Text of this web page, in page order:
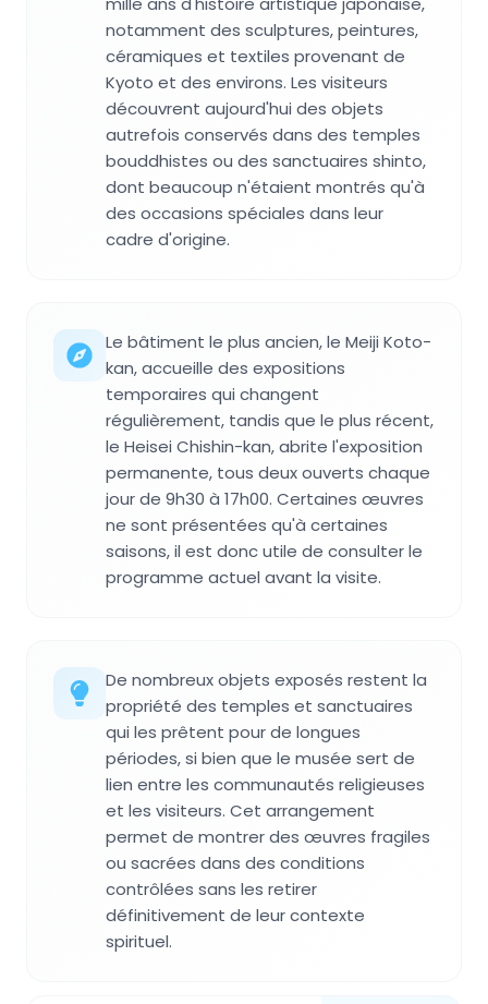
notamment des sculptures, peintures,
céramiques et textiles provenant de
Kyoto et des environs. Les visiteurs
découvrent aujourd'hui des objets
autrefois conservés dans des temples
bouddhistes ou des sanctuaires shinto,
dont beaucoup n'étaient montrés qu'à
des occasions spéciales dans leur
cadre d'origine.
Le bâtiment le plus ancien, le Meiji Koto-
kan, accueille des expositions
temporaires qui changent
régulièrement, tandis que le plus récent,
le Heisei Chishin-kan, abrite l'exposition
permanente, tous deux ouverts chaque
jour de 9h30 à 17h00. Certaines œuvres
ne sont présentées qu'à certaines
saisons, il est donc utile de consulter le
programme actuel avant la visite.
De nombreux objets exposés restent la
propriété des temples et sanctuaires
qui les prêtent pour de longues
périodes, si bien que le musée sert de
lien entre les communautés religieuses
et les visiteurs. Cet arrangement
permet de montrer des œuvres fragiles
ou sacrées dans des conditions
contrôlées sans les retirer
définitivement de leur contexte
spirituel.